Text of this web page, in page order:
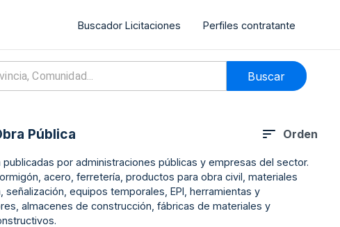
Buscador Licitaciones Perfiles contratante
Buscar
Pública Orden
por administraciones públicas y empresas del sector.
acero, ferretería, productos para obra civil, materiales
equipos temporales, EPI, herramientas y
almacenes de construcción, fábricas de materiales y